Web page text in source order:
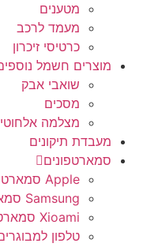
מטענים
מעמד לרכב
כרטיסי זיכרון
מוצרים חשמל נוספים
שואבי אבק
מסכים
מצלמה אלחוטית
מעבדת תיקונים
סמארטפונים
Apple סמארטפון
Samsung סמארטפון
Xioami סמארטפון
טלפון למבוגרים